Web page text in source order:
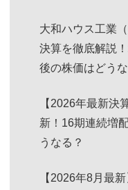
大和ハウス工業
決算を徹底解説
後の株価はどう
【2026年最新決
新！16期連続増
うなる？
【2026年8月最